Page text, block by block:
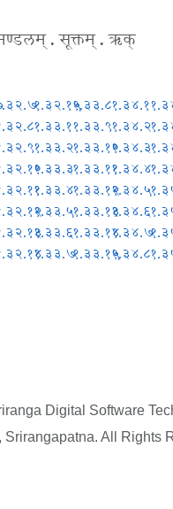
. सूक्तम् . ऋक्
१.३२.१५
१.३३.१
१.३३.२
१.३३.३
१.३३.४
१.३३.५
१.३३.६
१.३३.७
१.३३.८
१.३३.९
१.३३.१०
१.३३.११
१.३३.१२
१.३३.१३
१.३३.१४
१.३३.१५
१.३४.१
१.३४.२
१.३४.३
१.३४.४
१.३४.५
१.३४.६
१.३४.७
१.३४.८
Digital Software
Srirangapatna. All Rights